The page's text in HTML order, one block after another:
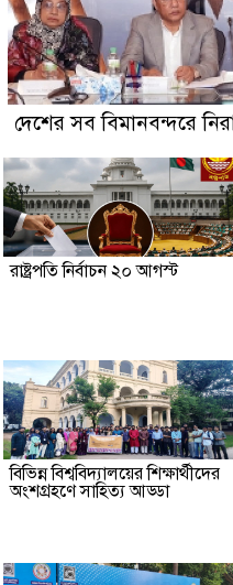
দেশের সব বিমানবন্দরে
রাষ্ট্রপতি নির্বাচন ২০ আগস্ট
বিভিন্ন বিশ্ববিদ্যালয়ের শিক্ষার্থীদের
অংশগ্রহণে সাহিত্য আড্ডা